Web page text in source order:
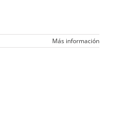
Más información